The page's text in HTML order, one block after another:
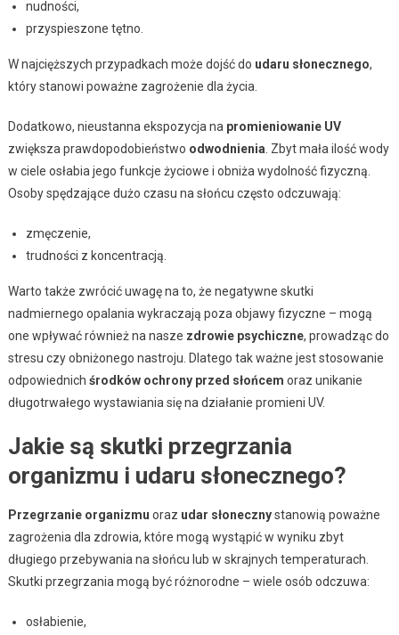
nudności,
przyspieszone tętno.
W najcięższych przypadkach może dojść do udaru słonecznego,
który stanowi poważne zagrożenie dla życia.
Dodatkowo, nieustanna ekspozycja na promieniowanie UV
zwiększa prawdopodobieństwo odwodnienia . Zbyt mała ilość wody
w ciele osłabia jego funkcje życiowe i obniża wydolność fizyczną.
Osoby spędzające dużo czasu na słońcu często odczuwają:
zmęczenie,
trudności z koncentracją.
Warto także zwrócić uwagę na to, że negatywne skutki
nadmiernego opalania wykraczają poza objawy fizyczne – mogą
one wpływać również na nasze zdrowie psychiczne, prowadząc do
stresu czy obniżonego nastroju. Dlatego tak ważne jest stosowanie
odpowiednich środków ochrony przed słońcem oraz unikanie
długotrwałego wystawiania się na działanie promieni UV.
Jakie są skutki przegrzania
organizmu i udaru słonecznego?
Przegrzanie organizmu oraz udar słonecznystanowią poważne
zagrożenia dla zdrowia, które mogą wystąpić w wyniku zbyt
długiego przebywania na słońcu lub w skrajnych temperaturach.
Skutki przegrzania mogą być różnorodne – wiele osób odczuwa:
osłabienie,